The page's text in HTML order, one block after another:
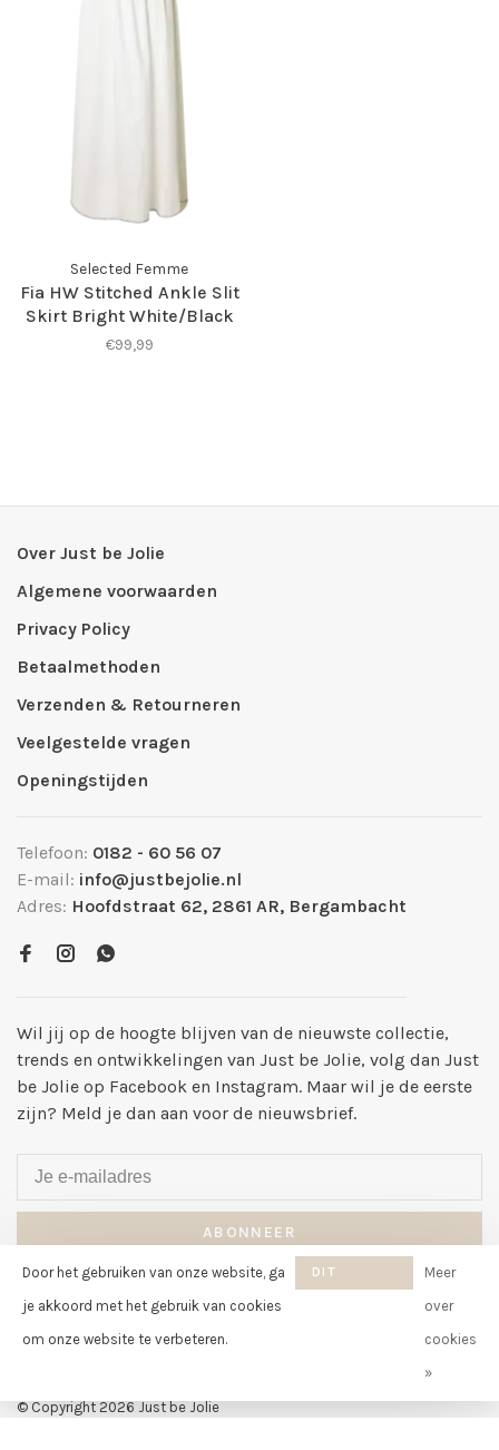
Selected Femme
Fia HW Stitched Ankle Slit
Skirt Bright White/Black
€99,99
Over Just be Jolie
Algemene voorwaarden
Privacy Policy
Betaalmethoden
Verzenden & Retourneren
Veelgestelde vragen
Openingstijden
Telefoon: 0182 - 60 56 07
E-mail: info@justbejolie.nl
Adres: Hoofdstraat 62, 2861 AR, Bergambacht
Wil jij op de hoogte blijven van de nieuwste collectie,
trends en ontwikkelingen van Just be Jolie, volg dan Just
be Jolie op Facebook en Instagram. Maar wil je de eerste
zijn? Meld je dan aan voor de nieuwsbrief.
ABONNEER
By signing up, you agree to our Privacy Policy.
© Copyright 2026 Just be Jolie
Door het gebruiken van onze website, ga
je akkoord met het gebruik van cookies
om onze website te verbeteren.
DIT
Meer
over
cookies
»